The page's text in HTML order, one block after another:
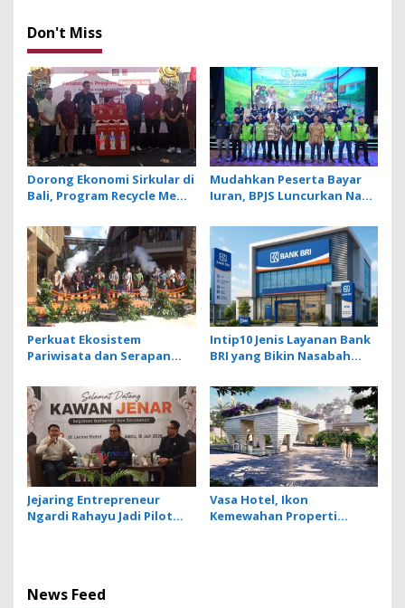
Dibatalkan
Don't Miss
Dorong Ekonomi Sirkular di
Bali, Program Recycle Me
Jadi Bahan Baku Baru
Mudahkan Peserta Bayar
Iuran, BPJS Luncurkan Nadi
Menabung
Perkuat Ekosistem
Pariwisata dan Serapan
Grand Outlet Bali Resmi
Dibuka di KEK Kura Kura
Intip10 Jenis Layanan Bank
BRI yang Bikin Nasabah
Jejaring Entrepreneur
Ngardi Rahayu Jadi Pilot
Vasa Hotel, Ikon
Kemewahan Properti
News Feed